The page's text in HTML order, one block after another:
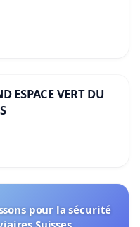
ESPACE VERT DU
pour la sécurité
Suisses